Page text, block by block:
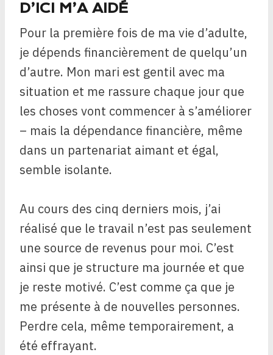
D’ICI M’A AIDÉ
Pour la première fois de ma vie d’adulte,
je dépends financièrement de quelqu’un
d’autre. Mon mari est gentil avec ma
situation et me rassure chaque jour que
les choses vont commencer à s’améliorer
– mais la dépendance financière, même
dans un partenariat aimant et égal,
semble isolante.
Au cours des cinq derniers mois, j’ai
réalisé que le travail n’est pas seulement
une source de revenus pour moi. C’est
ainsi que je structure ma journée et que
je reste motivé. C’est comme ça que je
me présente à de nouvelles personnes.
Perdre cela, même temporairement, a
été effrayant.